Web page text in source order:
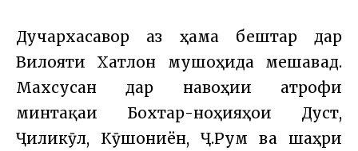
Дучархасаворӣ аз ҳама бештар дар
Вилояти Хатлон мушоҳида мешавад.
Махсусан дар навоҳии атрофи
минтақаи Бохтар-ноҳияҳои Дустӣ,
Ҷиликӯл, Кӯшониён, Ҷ.Румӣ ва шаҳри